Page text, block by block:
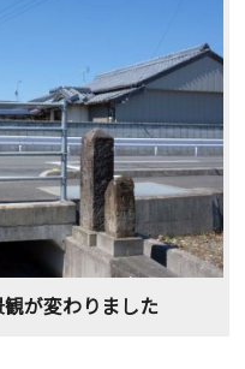
が変わりました